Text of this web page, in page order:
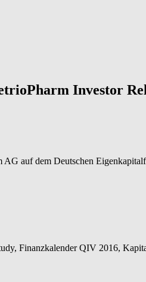
Investor
auf dem Deutschen
Finanzkalender QIV 2016,